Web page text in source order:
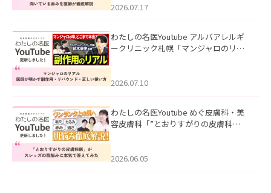
した。
2026.07.17
わたしの名医Youtube アルバアレルギ
ークリニック札幌「マンジャロのリア
た。
2026.07.10
わたしの名医Youtube めぐ皮膚科・美
容皮膚科「”とおりすがりの皮膚科
2026.06.05